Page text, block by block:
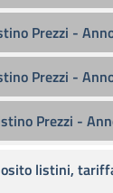
Prezzi -
Prezzi -
Prezzi -
listini,